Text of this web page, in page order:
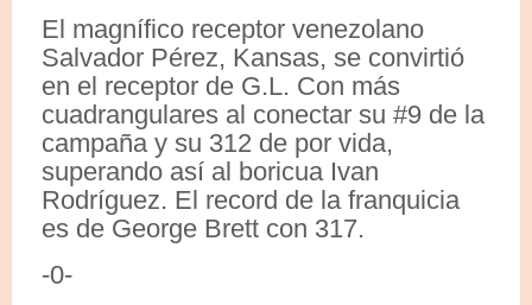
El magnífico receptor venezolano
Salvador Pérez, Kansas, se convirtió
en el receptor de G.L. Con más
cuadrangulares al conectar su #9 de la
campaña y su 312 de por vida,
superando así al boricua Ivan
Rodríguez. El record de la franquicia
es de George Brett con 317.
-0-